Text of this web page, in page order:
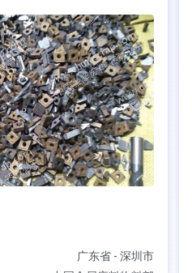
广东省 - 深圳市